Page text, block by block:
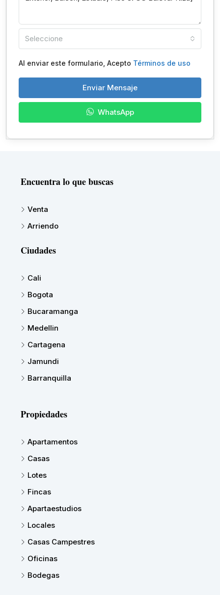
Seleccione
Al enviar este formulario, Acepto Términos de uso
Enviar Mensaje
WhatsApp
Encuentra lo que buscas
Venta
Arriendo
Ciudades
Cali
Bogota
Bucaramanga
Medellin
Cartagena
Jamundi
Barranquilla
Propiedades
Apartamentos
Casas
Lotes
Fincas
Apartaestudios
Locales
Casas Campestres
Oficinas
Bodegas